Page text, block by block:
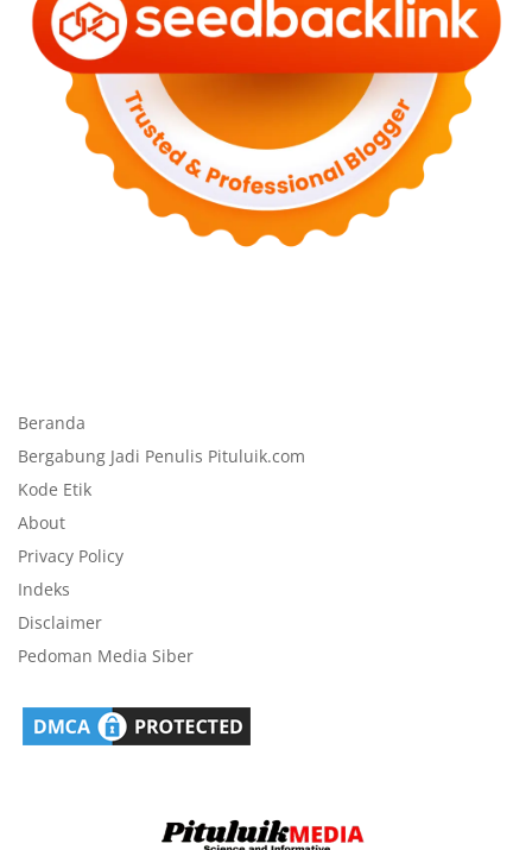
Beranda
Bergabung Jadi Penulis Pituluik.com
Kode Etik
About
Privacy Policy
Indeks
Disclaimer
Pedoman Media Siber